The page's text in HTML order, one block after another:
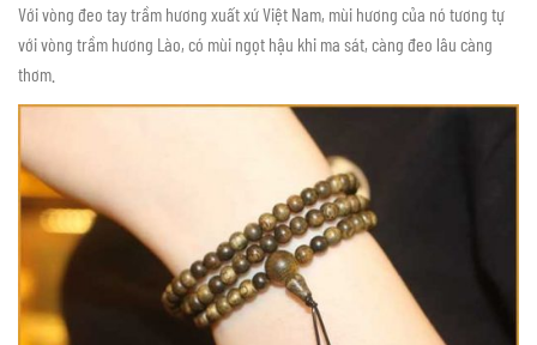
Với vòng đeo tay trầm hương xuất xứ Việt Nam, mùi hương của nó tương tự
với vòng trầm hương Lào, có mùi ngọt hậu khi ma sát, càng đeo lâu càng
thơm.